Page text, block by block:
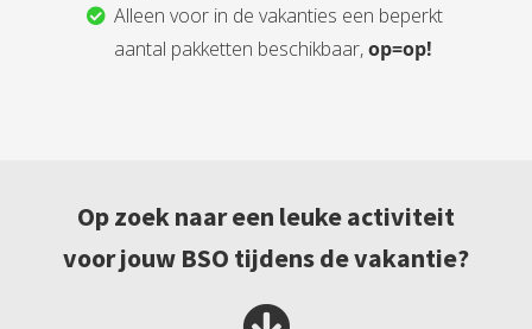
Alleen voor in de vakanties een beperkt
aantal pakketten beschikbaar,op=op!
Op zoek naar een leuke activiteit
voor jouw BSO tijdens de vakantie?